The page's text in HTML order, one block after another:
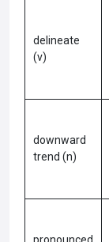
delineate
(v)
downward
trend (n)